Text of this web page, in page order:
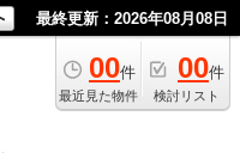
最終更新：2026年08月08日
00件
最近見た物件
00件
検討リスト